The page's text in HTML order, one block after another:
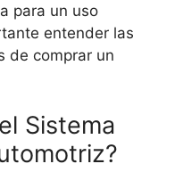
para un uso
entender las
de comprar un
Sistema